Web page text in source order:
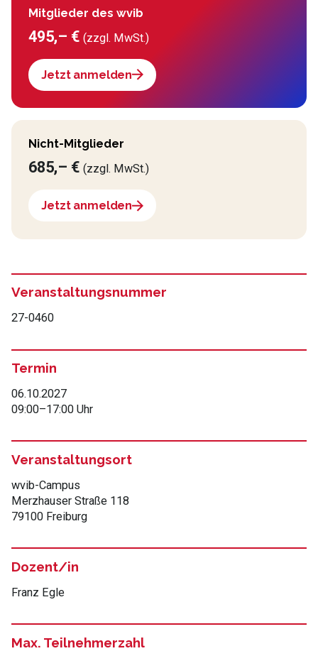
Mitglieder des wvib
495,– €(zzgl. MwSt.)
Jetzt anmelden
Nicht-Mitglieder
685,– €(zzgl. MwSt.)
Jetzt anmelden
Veranstaltungsnummer
27-0460
Termin
06.10.2027
09:00–17:00 Uhr
Veranstaltungsort
wvib-Campus
Merzhauser Straße 118
79100 Freiburg
Dozent/in
Franz Egle
Max. Teilnehmerzahl